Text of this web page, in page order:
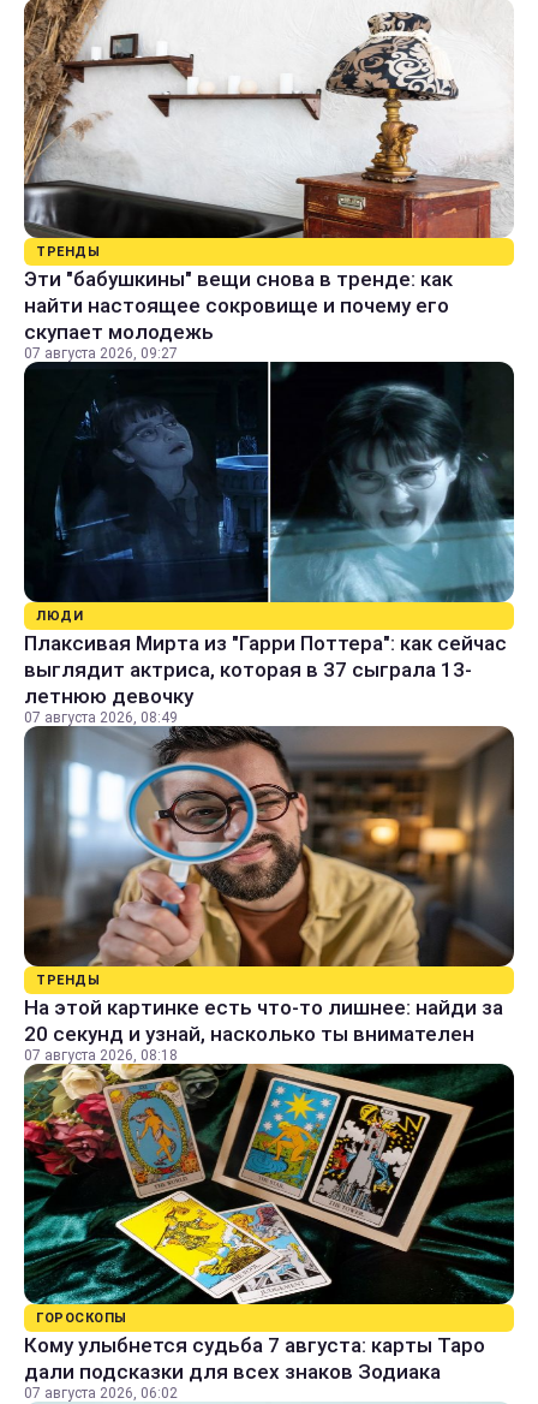
ТРЕНДЫ
Эти "бабушкины" вещи снова в тренде: как
найти настоящее сокровище и почему его
скупает молодежь
07 августа 2026, 09:27
ЛЮДИ
Плаксивая Мирта из "Гарри Поттера": как сейчас
выглядит актриса, которая в 37 сыграла 13-
летнюю девочку
07 августа 2026, 08:49
ТРЕНДЫ
На этой картинке есть что-то лишнее: найди за
20 секунд и узнай, насколько ты внимателен
07 августа 2026, 08:18
ГОРОСКОПЫ
Кому улыбнется судьба 7 августа: карты Таро
дали подсказки для всех знаков Зодиака
07 августа 2026, 06:02